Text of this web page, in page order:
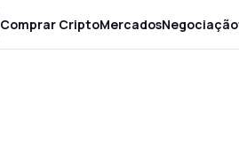
Comprar CriptoMercadosNegociação